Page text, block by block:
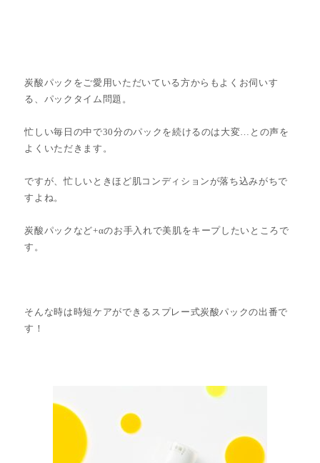
炭酸パックをご愛用いただいている方からもよくお伺いす
る、パックタイム問題。
忙しい毎日の中で30分のパックを続けるのは大変…との声を
よくいただきます。
ですが、忙しいときほど肌コンディションが落ち込みがちで
すよね。
炭酸パックなど+αのお手入れで美肌をキープしたいところで
す。
そんな時は時短ケアができるスプレー式炭酸パックの出番で
す！